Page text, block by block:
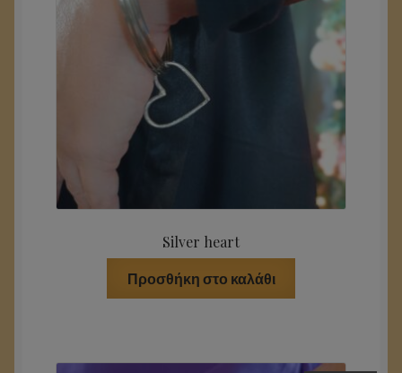
Βραχιόλια
Καρφίτσα / Pin
Χειροποίητα γυναικεία πλεκτά
Χειροποίητα αντρικά πλεκτά
Καλάθι
Ο λογαριασμός μου
Silver heart
Προσθήκη στο καλάθι